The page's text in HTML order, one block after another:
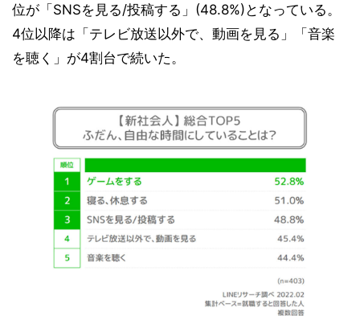
位が「SNSを見る/投稿する」(48.8%)となっている。
4位以降は「テレビ放送以外で、動画を見る」「音楽
を聴く」が4割台で続いた。